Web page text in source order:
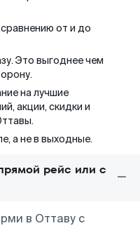
от и до
Это выгоднее чем
на лучшие
акции, скидки и
а не в выходные.
рейс или с
в Оттаву с